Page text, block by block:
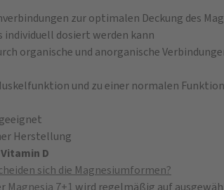
zur optimalen Deckung des
individuell dosiert werden kann
organische und anorganische
und zu einer normalen
Herstellung
D
sich die Magnesiumformen?
Magnesia 7+1wird regelmäßig auf